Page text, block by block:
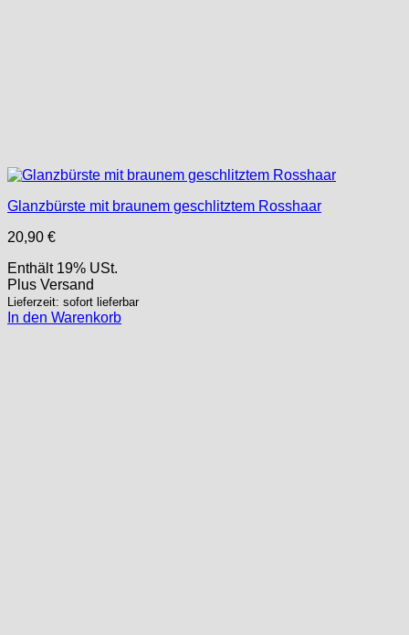
Glanzbürste mit braunem geschlitztem Rosshaar
20,90 €
Enthält 19% USt.
Plus Versand
Lieferzeit: sofort lieferbar
In den Warenkorb